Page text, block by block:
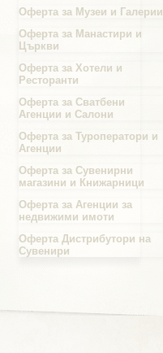
Област Силистра
Област Сливен
Област Смолян
Област София
Оферта за Музеи и Галерии
Оферта за Манастири и
Църкви
Оферта за Хотели и
Ресторанти
Оферта за Сватбени
Агенции и Салони
Оферта за Туроператори и
Агенции
Оферта за Сувенирни
магазини и Книжарници
Оферта за Агенции за
недвижими имоти
Оферта Дистрибутори на
Сувенири